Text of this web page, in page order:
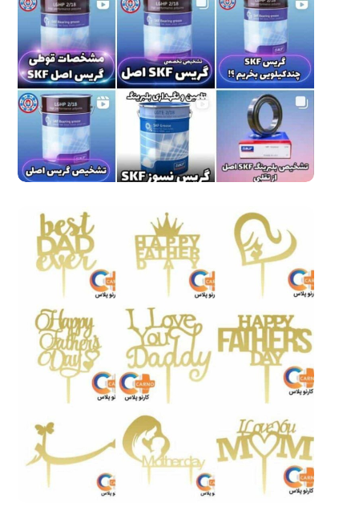
نمونه کار مدیریت و ادمین
پیج اینستاگرام – 13
اینستاگرام